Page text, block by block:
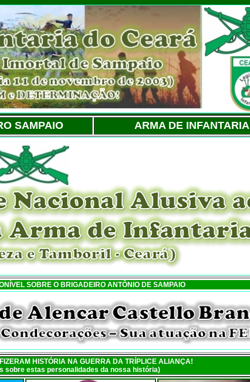
SAMPAIO ARMA DE INFANTARIA
SOBRE O BRIGADEIRO ANTÔNIO DE SAMPAIO
HISTÓRIA NA GUERRA DA TRÍPLICE ALIANÇA!
sobre estas personalidades da nossa história)